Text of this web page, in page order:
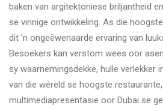
baken van argitektoniese briljantheid
se vinnige ontwikkeling. As die
dit ’n ongeëwenaarde ervaring van
Besoekers kan verstom wees oor
sy waarnemingsdekke, hulle verlekker
van die wêreld se hoogste restaurante,
multimediapresentasie oor Dubai se